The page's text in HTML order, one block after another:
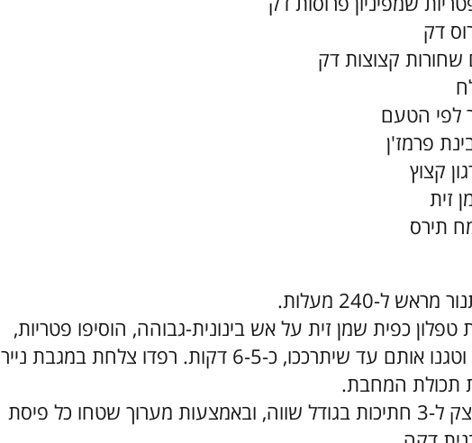
דק
לפי הטעם
ל-240 מעלות.
כפית שמן זית על אש בינונית-גבוהה, הוסיפו פטריות,
בצל ושום שחור וטגנו אותם עד שיתרככו, כ-6-5 דקות. רפדו צלחת במגבת נייר
תכולת המחבת.
חלקו את הבצק ל-3 חתיכות בגודל שווה, ובאמצעות מערוך שטחו כל פיסת